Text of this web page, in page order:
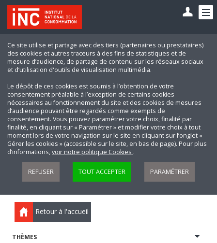
Ce site utilise et partage avec des tiers (partenaires ou prestataires)
des cookies et autres traceurs à des fins de statistiques et de
mesure d’audience, de partage de contenu sur les réseaux sociaux
et d’utilisation d'outils de visualisation multimédia.
Le dépôt de ces cookies est soumis à l’obtention de votre
consentement préalable à l’exception de certains cookies
nécessaires au fonctionnement du site et des cookies de mesures
d’audience pouvant être regardés comme exempts de
consentement. Vous pouvez paramétrer votre choix, finalité par
finalité, en cliquant sur « Paramétrer » et modifier votre choix à tout
moment lors de votre navigation sur le site en cliquant sur l’onglet «
Gérer les cookies » (accessible sur le site, en bas de page). Pour plus
d’informations,voir notre politique Cookies .
REFUSER TOUT ACCEPTER PARAMÉTRER
Retour à l'accueil
THÈMES